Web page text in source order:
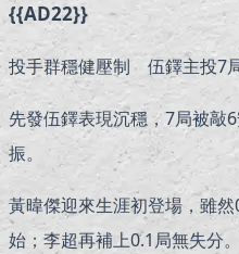
{{AD22}}
投手群穩健壓制 伍鐸主投7
先發伍鐸表現沉穩，7局被敲
振。
黃暐傑迎來生涯初登場，雖
始；李超再補上0.1局無失分。